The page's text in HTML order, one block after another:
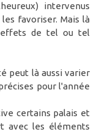
intervenus
favoriser. Mais là
de tel ou tel
peut là aussi varier
pour l'année
certains palais et
avec les éléments